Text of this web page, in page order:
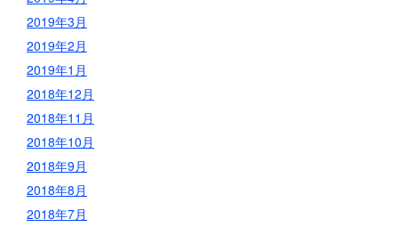
2019年3月
2019年2月
2019年1月
2018年12月
2018年11月
2018年10月
2018年9月
2018年8月
2018年7月